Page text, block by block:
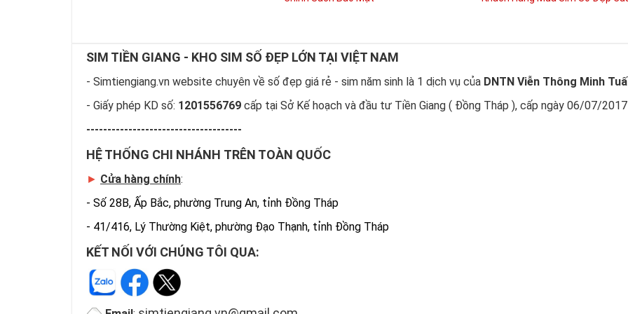
SIM TIỀN GIANG - KHO SIM SỐ ĐẸP LỚN TẠI VIỆT NAM
- Simtiengiang.vn website chuyên về số đẹp giá rẻ - sim năm sinh là 1 dịch vụ của DNTN Viễn Thông Minh
- Giấy phép KD số: 1201556769 cấp tại Sở Kế hoạch và đầu tư Tiền Giang ( Đồng Tháp ), cấp ngày 06/07/2017
-------------------------------------
HỆ THỐNG CHI NHÁNH TRÊN TOÀN QUỐC
► Cửa hàng chính:
- Số 28B, Ấp Bắc, phường Trung An, tỉnh Đồng Tháp
- 41/416, Lý Thường Kiệt, phường Đạo Thạnh, tỉnh Đồng Tháp
KẾT NỐI VỚI CHÚNG TÔI QUA: